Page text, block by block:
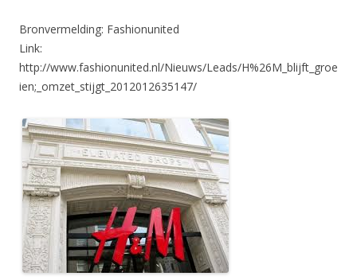
Bronvermelding: Fashionunited
Link:
http://www.fashionunited.nl/Nieuws/Leads/H%26M_blijft_groe
ien;_omzet_stijgt_2012012635147/